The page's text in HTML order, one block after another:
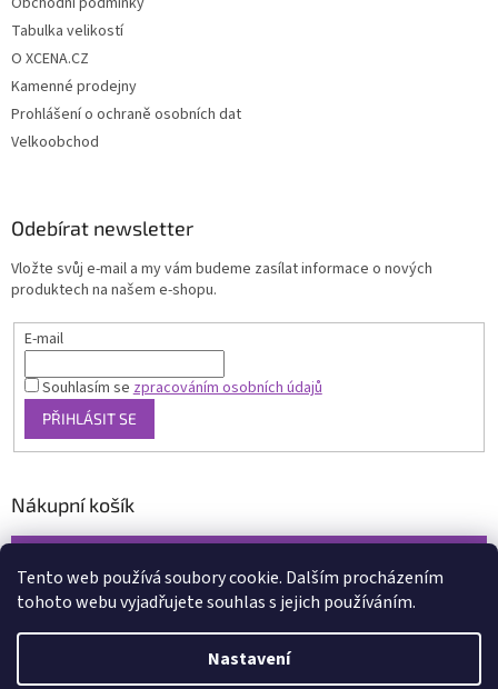
Tento web používá soubory cookie. Dalším procházením
tohoto webu vyjadřujete souhlas s jejich používáním.
Nastavení
Tabulka velikostí
O XCENA.CZ
Kamenné prodejny
Prohlášení o ochraně osobních dat
Velkoobchod
Odebírat newsletter
Vložte svůj e-mail a my vám budeme zasílat informace o nových
produktech na našem e-shopu.
E-mail
Souhlasím sezpracováním osobních údajů
PŘIHLÁSIT SE
Nákupní košík
Vytvořil Shoptet